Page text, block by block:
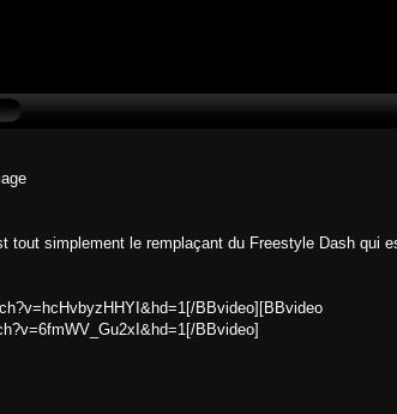
tout simplement le remplaçant du Freestyle Dash qui
BBvideo][BBvideo
BBvideo]